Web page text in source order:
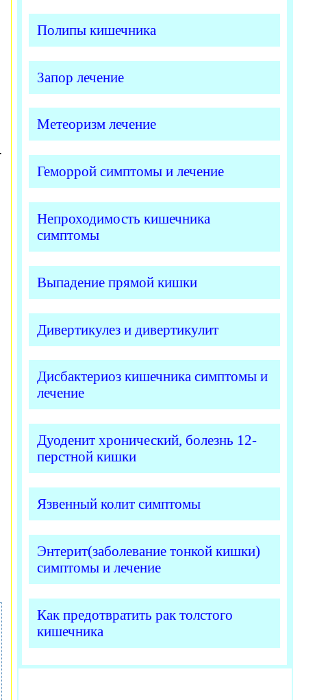
Полипы кишечника
Запор лечение
Метеоризм лечение
Геморрой симптомы и лечение
Непроходимость кишечника
симптомы
Выпадение прямой кишки
Дивертикулез и дивертикулит
Дисбактериоз кишечника симптомы и
лечение
Дуоденит хронический, болезнь 12-
перстной кишки
Язвенный колит симптомы
Энтерит(заболевание тонкой кишки)
симптомы и лечение
Как предотвратить рак толстого
кишечника